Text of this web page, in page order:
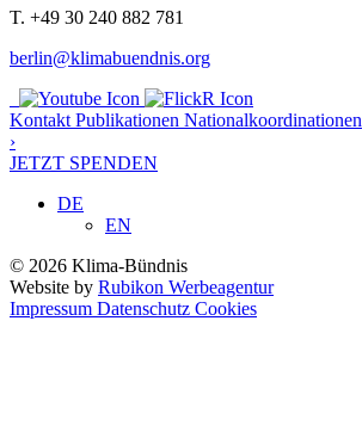
T. +49 30 240 882 781
berlin@klimabuendnis.org
Kontakt Publikationen Nationalkoordinationen
›
JETZT SPENDEN
DE
EN
© 2026 Klima-Bündnis
Website by Rubikon Werbeagentur
Impressum Datenschutz Cookies